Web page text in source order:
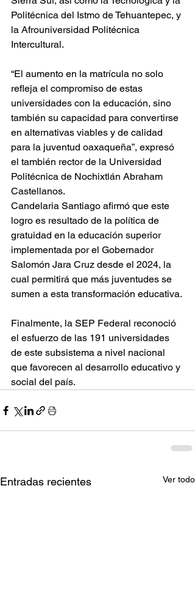
Politécnica del Istmo de Tehuantepec, y
la Afrouniversidad Politécnica
Intercultural.
“El aumento en la matrícula no solo
refleja el compromiso de estas
universidades con la educación, sino
también su capacidad para convertirse
en alternativas viables y de calidad
para la juventud oaxaqueña”, expresó
el también rector de la Universidad
Politécnica de Nochixtlán Abraham
Castellanos.
Candelaria Santiago afirmó que este
logro es resultado de la política de
gratuidad en la educación superior
implementada por el Gobernador
Salomón Jara Cruz desde el 2024, la
cual permitirá que más juventudes se
sumen a esta transformación educativa.
Finalmente, la SEP Federal reconoció
el esfuerzo de las 191 universidades
de este subsistema a nivel nacional
que favorecen al desarrollo educativo y
social del país.
Entradas recientes Ver todo